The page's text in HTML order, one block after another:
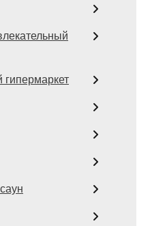
гипермаркет